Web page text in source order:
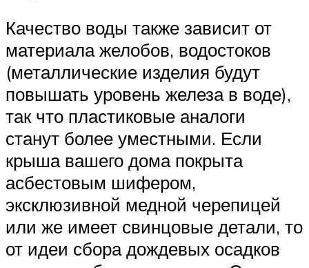
Качество воды также зависит от
материала желобов, водостоков
(металлические изделия будут
повышать уровень железа в воде),
так что пластиковые аналоги
станут более уместными. Если
крыша вашего дома покрыта
асбестовым шифером,
эксклюзивной медной черепицей
или же имеет свинцовые детали, то
от идеи сбора дождевых осадков